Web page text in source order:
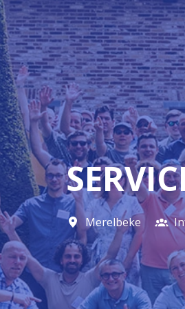
Merelbeke